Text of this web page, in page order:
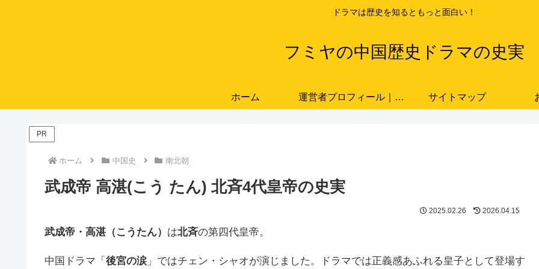
ドラマは歴史を知るともっと面白い！
フミヤの中国歴史ドラマの史実
ホーム 運営者プロフィール｜ドラマと史実をつなぐ歴史ブロガー「フミヤ」 サイトマップ
PR
ホーム 中国史 南北朝
武成帝 高湛(こう たん) 北斉4代皇帝の史実
2025.02.26 2026.04.15
武成帝・高湛（こうたん） は北斉の第四代皇帝。
中国ドラマ「 後宮の涙 」ではチェン・シャオが演じました。ドラマでは正義感あふれる皇子として登場す